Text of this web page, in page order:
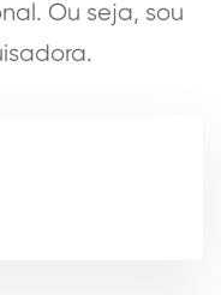
Ou seja, sou